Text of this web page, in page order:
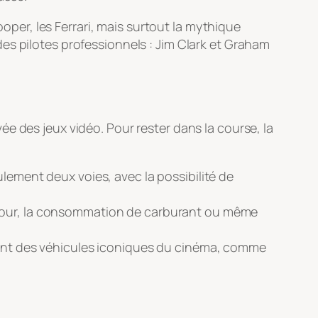
les Ferrari, mais surtout la mythique
pilotes professionnels : Jim Clark et Graham
des jeux vidéo. Pour rester dans la course, la
deux voies, avec la possibilité de
la consommation de carburant ou même
des véhicules iconiques du cinéma, comme